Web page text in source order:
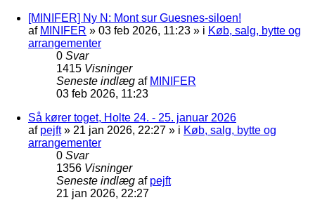
[MINIFER] Ny N: Mont sur Guesnes-siloen!
af MINIFER » 03 feb 2026, 11:23 » i Køb, salg, bytte og
arrangementer
0 Svar
1415 Visninger
Seneste indlæg af MINIFER
03 feb 2026, 11:23
Så kører toget, Holte 24. - 25. januar 2026
af pejft» 21 jan 2026, 22:27 » i Køb, salg, bytte og
arrangementer
0 Svar
1356 Visninger
Seneste indlæg af pejft
21 jan 2026, 22:27